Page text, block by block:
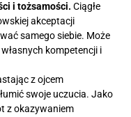
i tożsamości. Ciągłe
akceptacji
samego siebie. Może
kompetencji i
z ojcem
swoje uczucia. Jako
z okazywaniem